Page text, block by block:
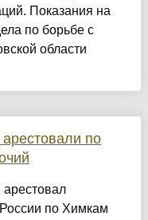
Показания на
по борьбе с
области
по
по Химкам